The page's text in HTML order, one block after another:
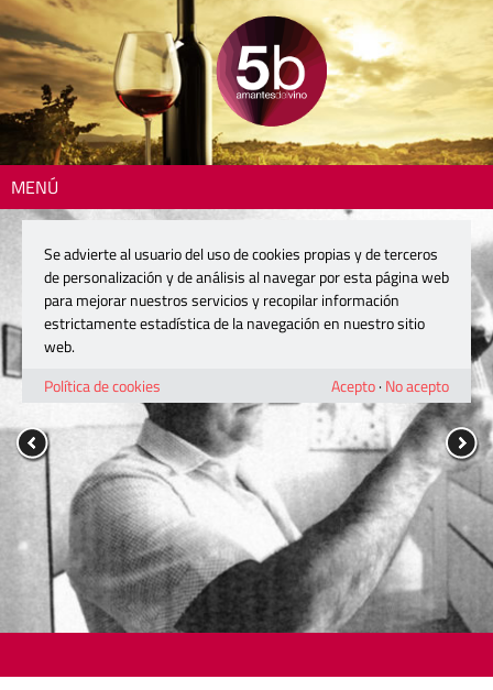
MENÚ
Se advierte al usuario del uso de cookies propias y de terceros
de personalización y de análisis al navegar por esta página web
para mejorar nuestros servicios y recopilar información
estrictamente estadística de la navegación en nuestro sitio
web.
Política de cookies
Acepto· No acepto